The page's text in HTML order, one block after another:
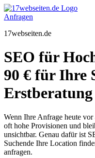
Zum
Inhalt
Anfragen
17webseiten.de
SEO für
90 € für Ihre
Erstberatung
Wenn Ihre Anfrage heute
oft hohe Provisionen und
unsichtbar. Genau dafür ist
Suchende Ihre Location
anfragen.